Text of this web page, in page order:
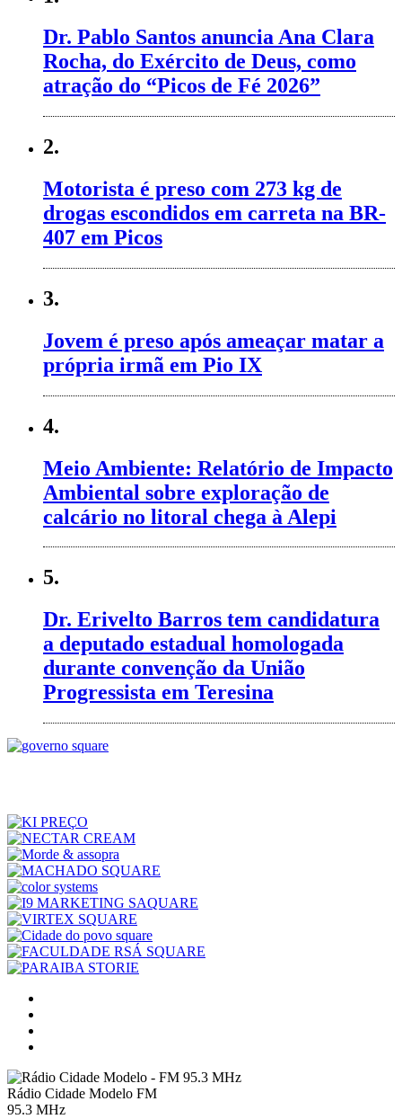
Dr. Pablo Santos anuncia Ana Clara
Rocha, do Exército de Deus, como
atração do “Picos de Fé 2026”
2.
Motorista é preso com 273 kg de
drogas escondidos em carreta na BR-
407 em Picos
3.
Jovem é preso após ameaçar matar a
própria irmã em Pio IX
4.
Meio Ambiente: Relatório de Impacto
Ambiental sobre exploração de
calcário no litoral chega à Alepi
5.
Dr. Erivelto Barros tem candidatura
a deputado estadual homologada
durante convenção da União
Progressista em Teresina
Rádio Cidade Modelo FM
95.3 MHz